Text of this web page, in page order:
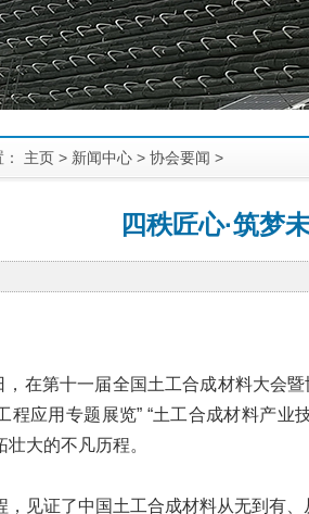
主页 > 新闻中心 > 协会要闻 >
四秩匠心·筑梦
第十一届全国土工合成材料大会暨
程应用专题展览” “土工合成材料产
大的不凡历程。
证了中国土工合成材料从无到有、